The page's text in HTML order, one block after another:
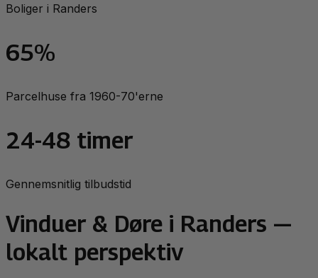
Boliger i Randers
65%
Parcelhuse fra 1960-70'erne
24-48 timer
Gennemsnitlig tilbudstid
Vinduer & Døre i Randers —
lokalt perspektiv